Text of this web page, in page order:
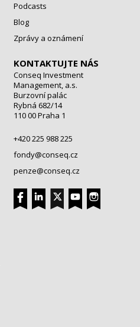
Podcasts
Blog
Zprávy a oznámení
KONTAKTUJTE NÁS
Conseq Investment
Management, a.s.
Burzovní palác
Rybná 682/14
110 00 Praha 1
+420 225 988 225
fondy@conseq.cz
penze@conseq.cz